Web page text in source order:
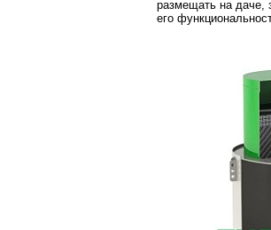
размещать на даче,
его